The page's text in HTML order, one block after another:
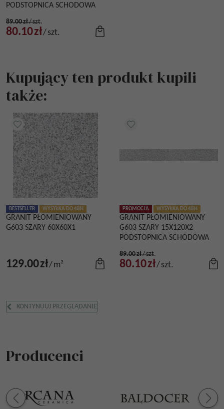
PODSTOPNICA SCHODOWA
89.00zł/szt.
80.10zł/szt.
Kupujący ten produkt kupili
także:
BESTSELLER WYSYŁKA DO 48H
GRANIT PŁOMIENIOWANY
G603 SZARY 60X60X1
129.00zł/m²
PROMOCJA WYSYŁKA DO 48H
GRANIT PŁOMIENIOWANY
G603 SZARY 15X120X2
PODSTOPNICA SCHODOWA
89.00zł/szt.
80.10zł/szt.
KONTYNUUJ PRZEGLĄDANIE
Producenci